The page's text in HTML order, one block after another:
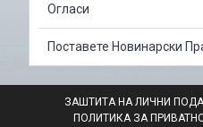
Огласи
Поставете Новинарски
ЗАШТИТА НА ЛИЧНИ
ПОЛИТИКА ЗА